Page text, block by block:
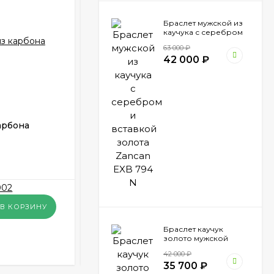
В КОРЗИНУ
Шариковая ручка из карбона
ПОД ЗАКАЗ
Купить в 1 клик
Браслет мужской из
каучука с серебром
Zancan EXB 794 N
63 000₽
42 000 ₽
Браслет каучук
золото мужской
42 000₽
35 700 ₽